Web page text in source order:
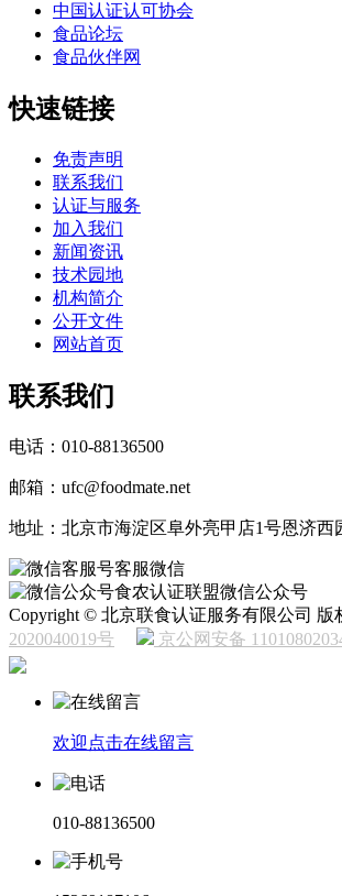
中国认证认可协会
食品论坛
食品伙伴网
快速链接
免责声明
联系我们
认证与服务
加入我们
新闻资讯
技术园地
机构简介
公开文件
网站首页
联系我们
电话：010-88136500
邮箱：ufc@foodmate.net
地址：北京市海淀区阜外亮甲店1号恩济西
客服微信
食农认证联盟微信公众号
Copyright © 北京联食认证服务有限公司 版
2020040019号
京公网安备
欢迎点击在线留言
010-88136500